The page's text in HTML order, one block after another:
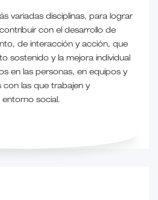
variadas disciplinas, para lograr
con el desarrollo de
de interacción y acción, que
sostenido y la mejora individual
en las personas, en equipos y
con las que trabajen y
social.